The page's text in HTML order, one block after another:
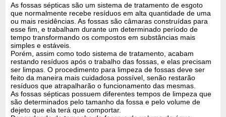
As fossas sépticas são um sistema de tratamento de esgoto
que normalmente recebe resíduos em alta quantidade de uma
ou mais residências. As fossas são câmaras construídas para
esse fim, e trabalham durante um determinado período de
tempo transformando os compostos em substâncias mais
simples e estáveis.
Porém, assim como todo sistema de tratamento, acabam
restando resíduos após o trabalho das fossas, e elas precisam
ser limpas. O procedimento para limpeza de fossas deve ser
feito da maneira mais cuidadosa possível, senão restarão
resíduos que atrapalharão o funcionamento das mesmas.
As fossas sépticas possuem diferentes tempos de limpeza que
são determinados pelo tamanho da fossa e pelo volume de
dejeto que ela terá que comportar.